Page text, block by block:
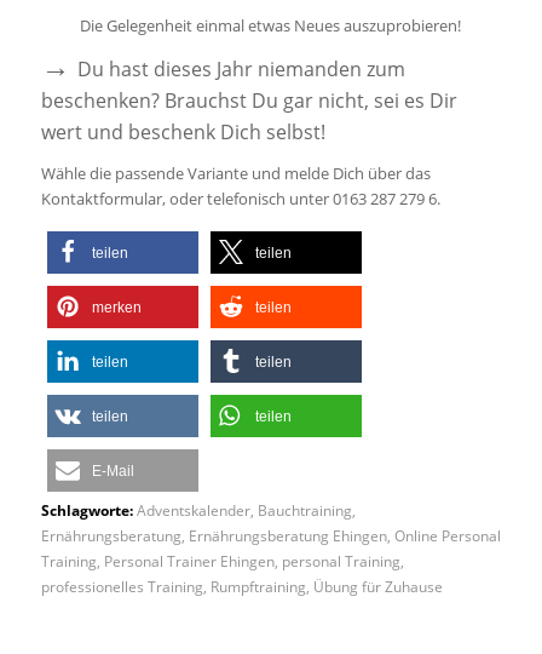
Die Gelegenheit einmal etwas Neues auszuprobieren!
→ Du hast dieses Jahr niemanden zum
beschenken? Brauchst Du gar nicht, sei es Dir
wert und beschenk Dich selbst!
Wähle die passende Variante und melde Dich über das
Kontaktformular, oder telefonisch unter 0163 287 279 6.
teilen teilen
merken teilen
teilen teilen
teilen teilen
E-Mail
Schlagworte: Adventskalender, Bauchtraining
Ernährungsberatung Ernährungsberatung Ehingen, Online Personal
Training Personal Trainer Ehingen, personal Training
professionelles Training Rumpftraining Übung für Zuhause